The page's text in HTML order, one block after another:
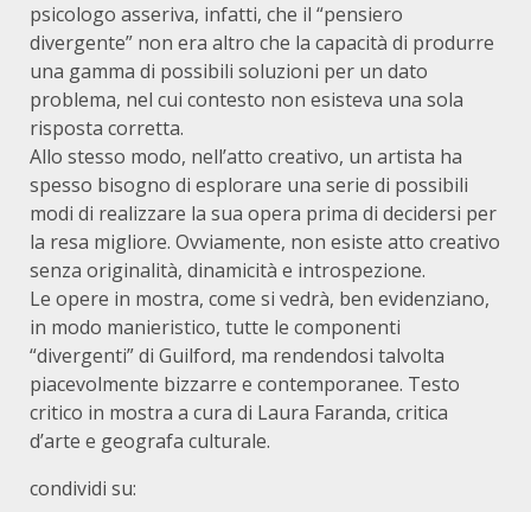
psicologo asseriva, infatti, che il “pensiero
divergente” non era altro che la capacità di produrre
una gamma di possibili soluzioni per un dato
problema, nel cui contesto non esisteva una sola
risposta corretta.
Allo stesso modo, nell’atto creativo, un artista ha
spesso bisogno di esplorare una serie di possibili
modi di realizzare la sua opera prima di decidersi per
la resa migliore. Ovviamente, non esiste atto creativo
senza originalità, dinamicità e introspezione.
Le opere in mostra, come si vedrà, ben evidenziano,
in modo manieristico, tutte le componenti
“divergenti” di Guilford, ma rendendosi talvolta
piacevolmente bizzarre e contemporanee. Testo
critico in mostra a cura di Laura Faranda, critica
d’arte e geografa culturale.
condividi su: